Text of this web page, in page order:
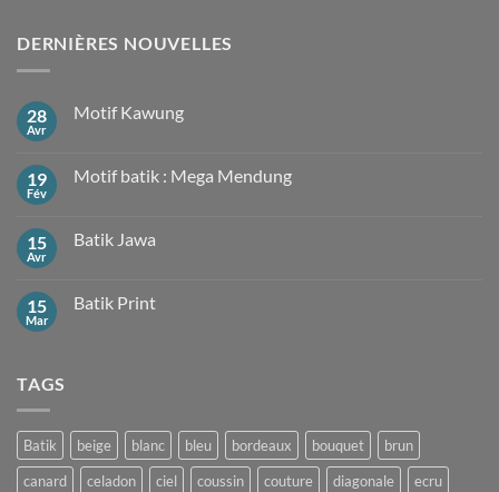
DERNIÈRES NOUVELLES
28
Avr
Motif Kawung
Motif
19
Fév
Motif batik : Mega Mendung
Motif
Mendung
15
Avr
Batik Jawa
Batik
15
Mar
Batik Print
TAGS
Batik beige blanc bleu bordeaux bouquet
brun
canard
celadon ciel coussin couture diagonale
ecru